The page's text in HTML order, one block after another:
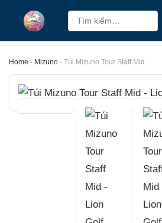
content
Tìm
kiếm:
Home - Mizuno - Túi Mizuno Tour Staff Mid